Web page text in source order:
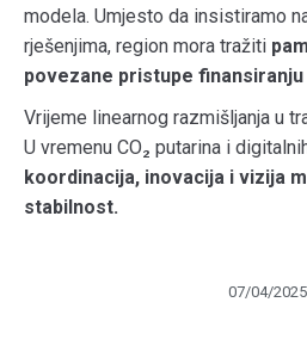
modela. Umjesto da insistiramo
rješenjima, region mora tražiti
povezane pristupe finansiranju
Vrijeme linearnog razmišljanja u
U vremenu CO₂ putarina i
koordinacija, inovacija i vizija
stabilnost.
07/04/2025